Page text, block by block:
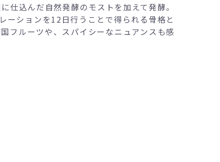
仕込んだ自然発酵のモストを加えて発酵。
ーションを12日行うことで得られる骨格と
フルーツや、スパイシーなニュアンスも感